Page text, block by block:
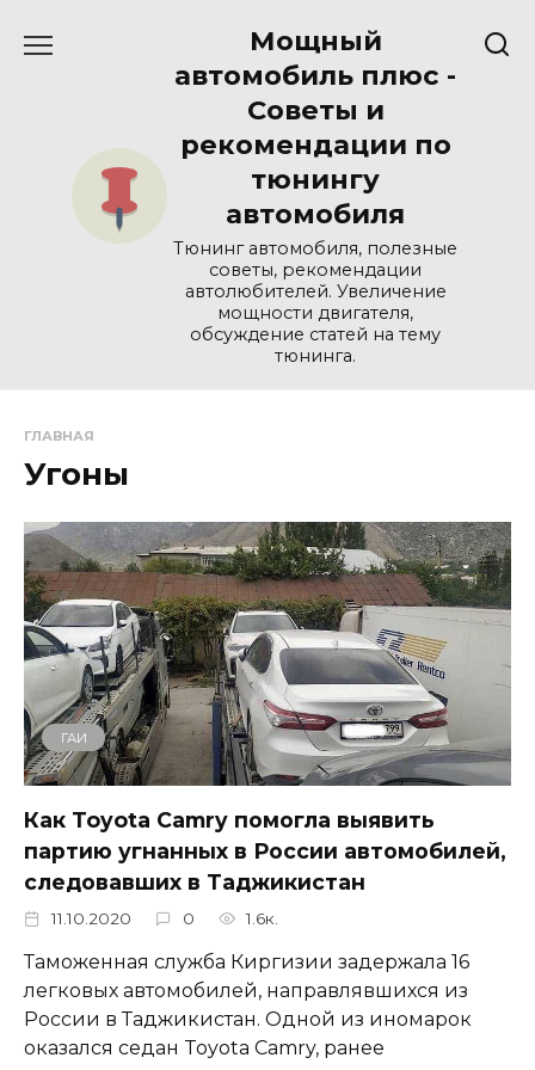
Мощный
автомобиль плюс -
Советы и
рекомендации по
тюнингу
автомобиля
Тюнинг автомобиля, полезные
советы, рекомендации
автолюбителей. Увеличение
мощности двигателя,
обсуждение статей на тему
тюнинга.
ГЛАВНАЯ
Угоны
ГАИ
Как Toyota Camry помогла выявить
партию угнанных в России автомобилей,
следовавших в Таджикистан
11.10.2020 0 1.6к.
Таможенная служба Киргизии задержала 16
легковых автомобилей, направлявшихся из
России в Таджикистан. Одной из иномарок
оказался седан Toyota Camry, ранее